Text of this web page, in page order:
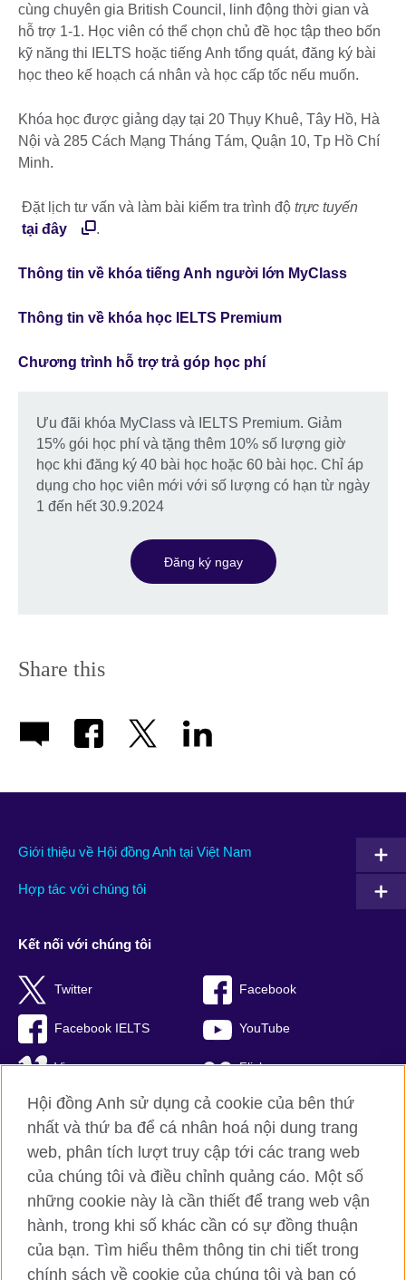
cùng chuyên gia British Council, linh động thời gian và
hỗ trợ 1-1. Học viên có thể chọn chủ đề học tập theo bốn
kỹ năng thi IELTS hoặc tiếng Anh tổng quát, đăng ký bài
học theo kế hoạch cá nhân và học cấp tốc nếu muốn.
Khóa học được giảng dạy tại 20 Thụy Khuê, Tây Hồ, Hà
Nội và 285 Cách Mạng Tháng Tám, Quận 10, Tp Hồ Chí
Minh.
Đặt lịch tư vấn và làm bài kiểm tra trình độ trực tuyến
tại đây
.
Thông tin về khóa tiếng Anh người lớn MyClass
Thông tin về khóa học IELTS Premium
Chương trình hỗ trợ trả góp học phí
Ưu đãi khóa MyClass và IELTS Premium. Giảm
15% gói học phí và tặng thêm 10% số lượng giờ
học khi đăng ký 40 bài học hoặc 60 bài học. Chỉ áp
dụng cho học viên mới với số lượng có hạn từ ngày
1 đến hết 30.9.2024
Đăng ký ngay
Share this
Giới thiệu về Hội đồng Anh tại Việt Nam
Hợp tác với chúng tôi
Kết nối với chúng tôi
Twitter Facebook
Facebook IELTS YouTube
Vimeo Flickr
RSS TikTok
Hội đồng Anh toàn cầu
Bảo mật thông tin và quy định sử dụng
Cookie
Sơ đồ trang
Hội đồng Anh sử dụng cả cookie của bên thứ
nhất và thứ ba để cá nhân hoá nội dung trang
web, phân tích lượt truy cập tới các trang web
của chúng tôi và điều chỉnh quảng cáo. Một số
những cookie này là cần thiết để trang web vận
hành, trong khi số khác cần có sự đồng thuận
của bạn. Tìm hiểu thêm thông tin chi tiết trong
chính sách về cookie của chúng tôi và bạn có